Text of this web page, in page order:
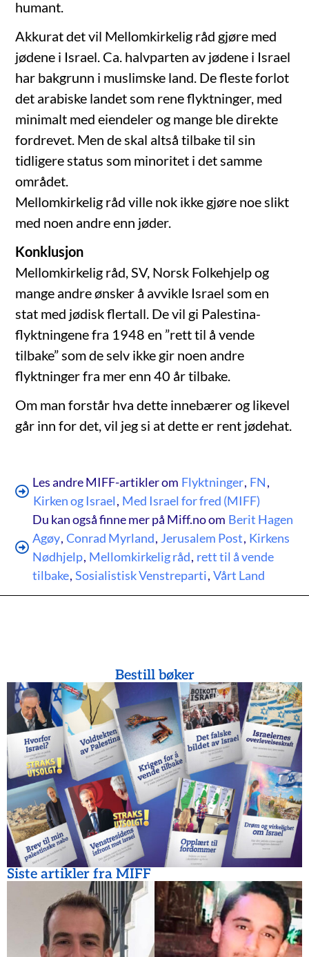
humant.
Akkurat det vil Mellomkirkelig råd gjøre med
jødene i Israel. Ca. halvparten av jødene i Israel
har bakgrunn i muslimske land. De fleste forlot
det arabiske landet som rene flyktninger, med
minimalt med eiendeler og mange ble direkte
fordrevet. Men de skal altså tilbake til sin
tidligere status som minoritet i det samme
området.
Mellomkirkelig råd ville nok ikke gjøre noe slikt
med noen andre enn jøder.
Konklusjon
Mellomkirkelig råd, SV, Norsk Folkehjelp og
mange andre ønsker å avvikle Israel som en
stat med jødisk flertall. De vil gi Palestina-
flyktningene fra 1948 en ”rett til å vende
tilbake” som de selv ikke gir noen andre
flyktninger fra mer enn 40 år tilbake.
Om man forstår hva dette innebærer og likevel
går inn for det, vil jeg si at dette er rent jødehat.
Les andre MIFF-artikler om Flyktninger, FN,
Kirken og Israel, Med Israel for fred (MIFF)
Du kan også finne mer på Miff.no om Berit Hagen
Agøy, Conrad Myrland, Jerusalem Post, Kirkens
Nødhjelp, Mellomkirkelig råd, rett til å vende
tilbake, Sosialistisk Venstreparti, Vårt Land
Bestill bøker
Siste artikler fra MIFF